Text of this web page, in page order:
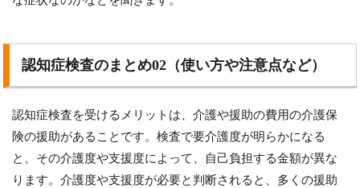
認知症検査のまとめ02（使い方や注意点など）
認知症検査を受けるメリットは、介護や援助の費用の介護保
険の援助があることです。検査で要介護度が明らかになる
と、その介護度や支援度によって、自己負担する金額が異な
ります。介護度や支援度が必要と判断されると、多くの援助